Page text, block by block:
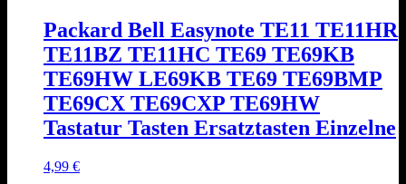
Packard Bell Easynote TE11 TE11HR
TE11BZ TE11HC TE69 TE69KB
TE69HW LE69KB TE69 TE69BMP
TE69CX TE69CXP TE69HW
Tastatur Tasten Ersatztasten Einzelne
4,99 €